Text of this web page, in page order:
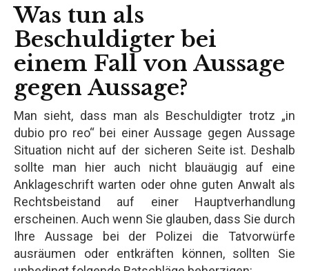
Was tun als
Beschuldigter bei
einem Fall von Aussage
gegen Aussage?
Man sieht, dass man als Beschuldigter trotz „in
dubio pro reo“ bei einer Aussage gegen Aussage
Situation nicht auf der sicheren Seite ist. Deshalb
sollte man hier auch nicht blauäugig auf eine
Anklageschrift warten oder ohne guten Anwalt als
Rechtsbeistand auf einer Hauptverhandlung
erscheinen. Auch wenn Sie glauben, dass Sie durch
Ihre Aussage bei der Polizei die Tatvorwürfe
ausräumen oder entkräften können, sollten Sie